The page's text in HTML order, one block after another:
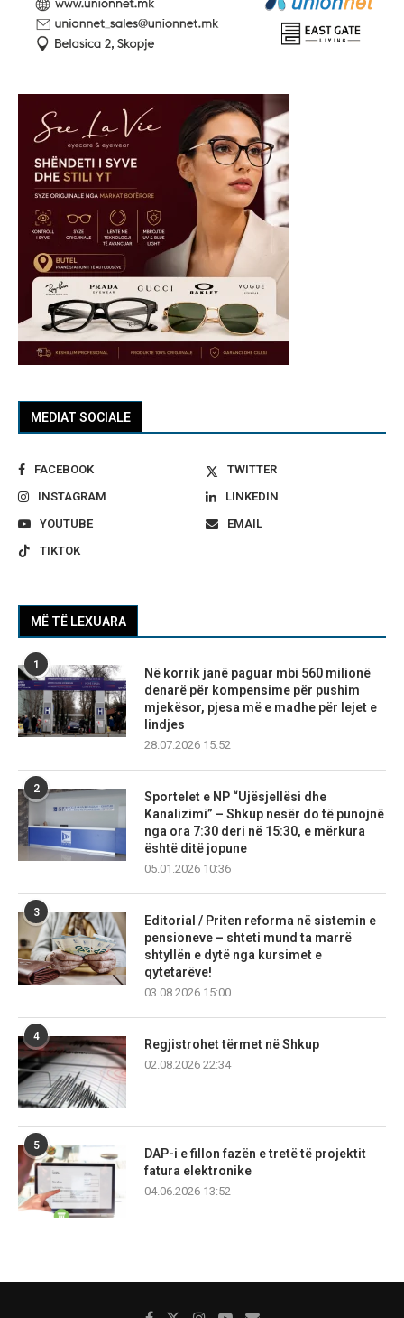
MEDIAT SOCIALE
FACEBOOK
TWITTER
INSTAGRAM
LINKEDIN
YOUTUBE
EMAIL
TIKTOK
MË TË LEXUARA
1
Në korrik janë paguar mbi 560 milionë
denarë për kompensime për pushim
mjekësor, pjesa më e madhe për lejet e
lindjes
28.07.2026 15:52
2
Sportelet e NP “Ujësjellësi dhe
Kanalizimi” – Shkup nesër do të punojnë
nga ora 7:30 deri në 15:30, e mërkura
është ditë jopune
05.01.2026 10:36
3
Editorial / Priten reforma në sistemin e
pensioneve – shteti mund ta marrë
shtyllën e dytë nga kursimet e
qytetarëve!
03.08.2026 15:00
4
Regjistrohet tërmet në Shkup
02.08.2026 22:34
5
DAP-i e fillon fazën e tretë të projektit
fatura elektronike
04.06.2026 13:52